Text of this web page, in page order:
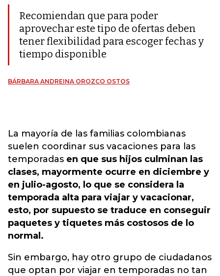
Recomiendan que para poder
aprovechar este tipo de ofertas deben
tener flexibilidad para escoger fechas y
tiempo disponible
BÁRBARA ANDREINA OROZCO OSTOS
La mayoría de las familias colombianas
suelen coordinar sus vacaciones para las
temporadas en que sus hijos culminan las
clases, mayormente ocurre en diciembre y
en julio-agosto, lo que se considera la
temporada alta para viajar y vacacionar,
esto, por supuesto se traduce en conseguir
paquetes y tiquetes más costosos de lo
normal.
Sin embargo, hay otro grupo de ciudadanos
que optan por viajar en temporadas no tan